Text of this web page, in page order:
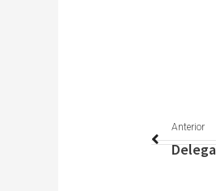
Anterior
Anterior